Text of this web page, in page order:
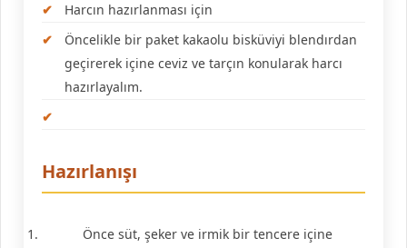
Harcın hazırlanması için
Öncelikle bir paket kakaolu bisküviyi blendırdan
geçirerek içine ceviz ve tarçın konularak harcı
hazırlayalım.
Hazırlanışı
Önce süt, şeker ve irmik bir tencere içine